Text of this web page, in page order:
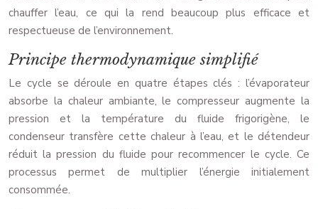
chauffer l’eau, ce qui la rend beaucoup plus efficace et
respectueuse de l’environnement.
Principe thermodynamique simplifié
Le cycle se déroule en quatre étapes clés : l’évaporateur
absorbe la chaleur ambiante, le compresseur augmente la
pression et la température du fluide frigorigène, le
condenseur transfère cette chaleur à l’eau, et le détendeur
réduit la pression du fluide pour recommencer le cycle. Ce
processus permet de multiplier l’énergie initialement
consommée.